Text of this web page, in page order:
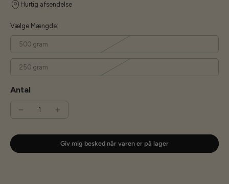
Hurtig afsendelse
Vælge Mængde:
500 gram
250 gram
Antal
Giv mig besked når varen er på lager